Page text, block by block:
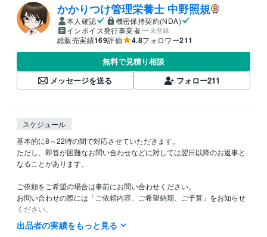
かかりつけ管理栄養士 中野照規
本人確認
機密保持契約(NDA)
インボイス発行事業者
未登録
総販売実績169評価 4.8フォロワー211
無料で見積り相談
メッセージを送る
フォロー211
スケジュール
基本的に8～22時の間で対応させていただきます。
ただし、即答が困難なお問い合わせなどに対しては翌日以降のお返事と
なることがあります。
ご依頼をご希望の場合は事前にお問い合わせください。
お問い合わせの際には「ご依頼内容、ご希望納期、ご予算」をお知らせ
ください。
「見積り・カスタマイズの相談をする」からご連絡をいただく場合は提
出品者の実績をもっと見る